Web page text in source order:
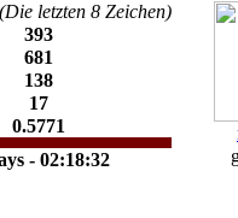
(Die letzten 8 Zeichen)
393
681
138
17
0.5771
- 02:18:32